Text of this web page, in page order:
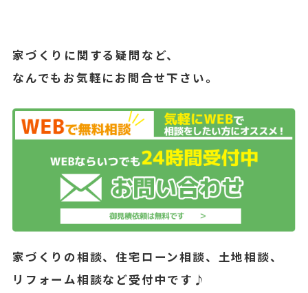
家づくりに関する疑問など、
なんでもお気軽にお問合せ下さい。
家づくりの相談、住宅ローン相談、土地相談、
リフォーム相談など受付中です♪